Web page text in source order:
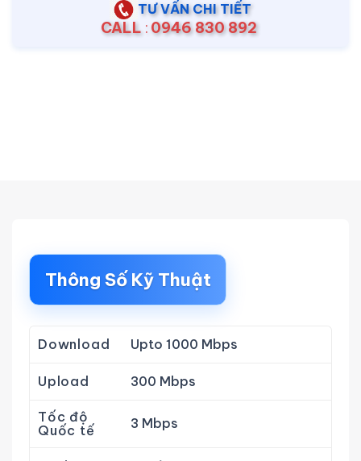
TƯ VẤN CHI TIẾT
CALL : 0946 830 892
Thông Số Kỹ Thuật
Download Upto 1000 Mbps
Upload 300 Mbps
Tốc độ
Quốc tế
3 Mbps